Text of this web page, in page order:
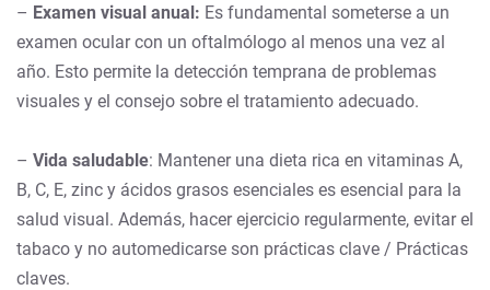
– Examen visual anual: Es fundamental someterse a un
examen ocular con un oftalmólogo al menos una vez al
año. Esto permite la detección temprana de problemas
visuales y el consejo sobre el tratamiento adecuado.
– Vida saludable: Mantener una dieta rica en vitaminas A,
B, C, E, zinc y ácidos grasos esenciales es esencial para la
salud visual. Además, hacer ejercicio regularmente, evitar el
tabaco y no automedicarse son prácticas clave / Prácticas
claves.